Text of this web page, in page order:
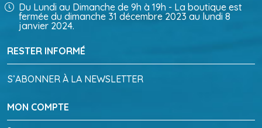
RESTER INFORMÉ
S’ABONNER À LA NEWSLETTER
MON COMPTE
Du Lundi au Dimanche de 9h à 19h - La boutique est
fermée du dimanche 31 décembre 2023 au lundi 8
janvier 2024.